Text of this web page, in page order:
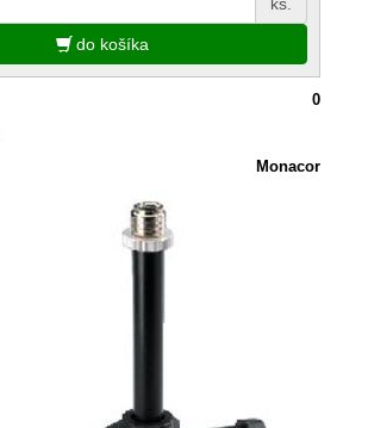
do košíka
0
Monacor